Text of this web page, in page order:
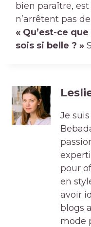
bien paraître,
n’arrêtent pas
« Qu’est-ce
sois si belle ? »
Je
pour
en
avoir
blogs
mode